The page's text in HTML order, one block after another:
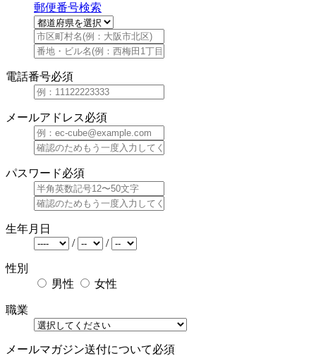
郵便番号検索
電話番号必須
メールアドレス必須
パスワード必須
生年月日
/
/
性別
男性
女性
職業
メールマガジン送付について必須